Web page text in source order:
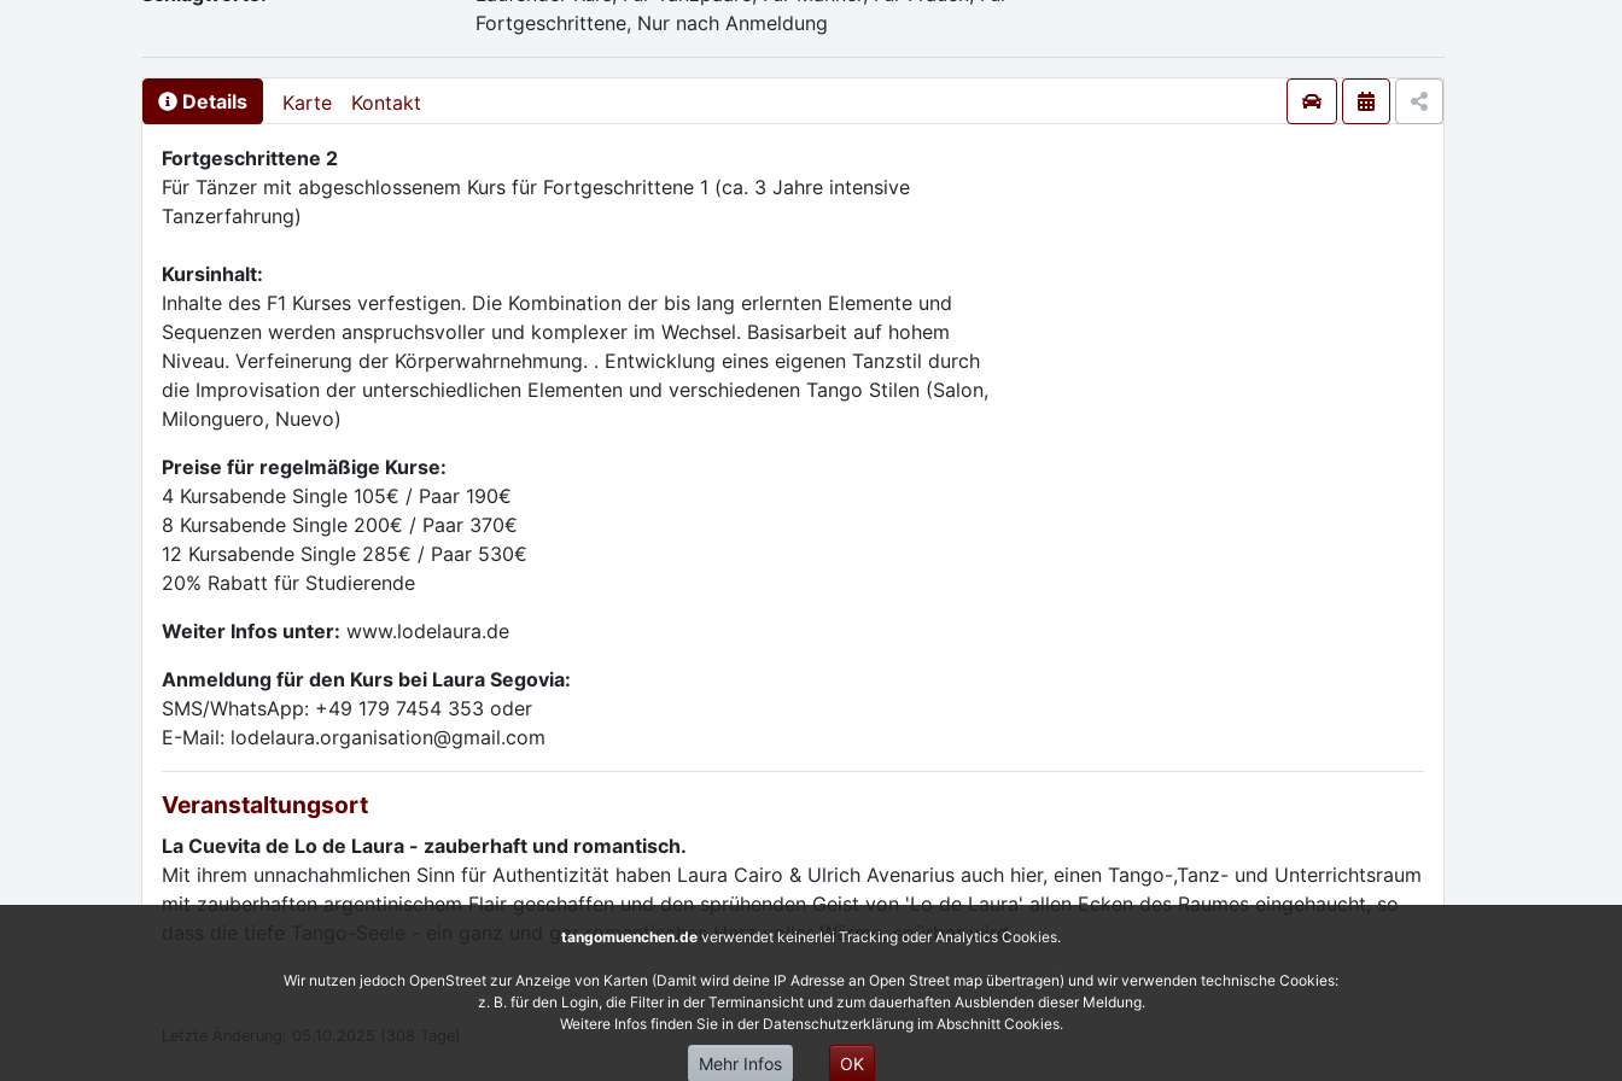
Fortgeschrittene, Nur nach Anmeldung
Details Karte Kontakt
Fortgeschrittene 2
Für Tänzer mit abgeschlossenem Kurs für Fortgeschrittene 1 (ca. 3 Jahre intensive
Tanzerfahrung)
Kursinhalt:
Inhalte des F1 Kurses verfestigen. Die Kombination der bis lang erlernten Elemente und
Sequenzen werden anspruchsvoller und komplexer im Wechsel. Basisarbeit auf hohem
Niveau. Verfeinerung der Körperwahrnehmung. . Entwicklung eines eigenen Tanzstil durch
die Improvisation der unterschiedlichen Elementen und verschiedenen Tango Stilen (Salon,
Milonguero, Nuevo)
Preise für regelmäßige Kurse:
4 Kursabende Single 105€ / Paar 190€
8 Kursabende Single 200€ / Paar 370€
12 Kursabende Single 285€ / Paar 530€
20% Rabatt für Studierende
Weiter Infos unter: www.lodelaura.de
Anmeldung für den Kurs bei Laura Segovia:
SMS/WhatsApp: +49 179 7454 353 oder
E-Mail: lodelaura.organisation@gmail.com
Veranstaltungsort
La Cuevita de Lo de Laura - zauberhaft und romantisch.
Mit ihrem unnachahmlichen Sinn für Authentizität haben Laura Cairo & Ulrich Avenarius auch hier, einen Tango-,Tanz- und Unterrichtsraum
mit zauberhaften argentinischem Flair geschaffen und den sprühenden Geist von 'Lo de Laura' allen Ecken des Raumes eingehaucht, so
dass die tiefe Tango-Seele - ein ganz und gar romantisches Herz voller Wärme, spürbar wird.
tangomuenchen.de verwendet keinerlei Tracking oder Analytics Cookies.
Wir nutzen jedoch OpenStreet zur Anzeige von Karten (Damit wird deine IP Adresse an Open Street map übertragen) und wir verwenden technische Cookies:
z. B. für den Login, die Filter in der Terminansicht und zum dauerhaften Ausblenden dieser Meldung.
Weitere Infos finden Sie in der Datenschutzerklärung im Abschnitt Cookies.
Mehr Infos OK